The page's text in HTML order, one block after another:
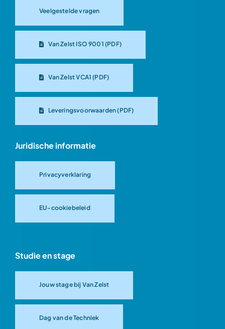
Veelgestelde vragen
Van Zelst ISO 9001 (PDF)
Van Zelst VCA1 (PDF)
Leveringsvoorwaarden (PDF)
Juridische informatie
Privacyverklaring
EU-cookiebeleid
Studie en stage
Jouw stage bij Van Zelst
Dag van de Techniek